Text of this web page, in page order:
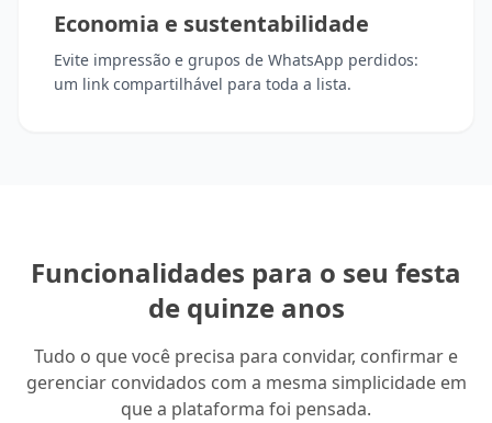
Economia e sustentabilidade
Evite impressão e grupos de WhatsApp perdidos:
um link compartilhável para toda a lista.
Funcionalidades para o seu festa
de quinze anos
Tudo o que você precisa para convidar, confirmar e
gerenciar convidados com a mesma simplicidade em
que a plataforma foi pensada.